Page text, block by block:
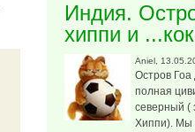
Индия.
хиппи и
Aniel ,
Остров Гоа
полная
северный (
Хиппи). Мы